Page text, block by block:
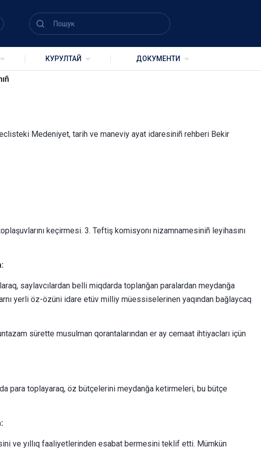
КУРУЛТАЙ ДОКУМЕНТИ
5 PROTOKOLI
Medeniyet, tarih ve maneviy ayat idaresiniñ rehberi Bekir
keçirmesi. 3. Teftiş komisyonı nizamnamesiniñ leyihasını
saylavcılardan belli miqdarda toplanğan paralardan meydanğa
yerli öz-özüni idare etüv milliy müessiselerinen yaqından bağlaycaq
sürette musulman qorantalarından er ay cemaat ihtiyacları içün
para toplayaraq, öz bütçelerini meydanğa ketirmeleri, bu bütçe
ve yıllıq faaliyetlerinden esabat bermesini teklif etti. Mümkün